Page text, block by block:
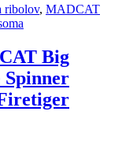
ribolov, MADCAT
Big
Spinner